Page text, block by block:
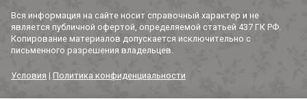
Вся информация на сайте носит справочный характер и не
является публичной офертой, определяемой статьей 437 ГК РФ.
Копирование материалов допускается исключительно с
письменного разрешения владельцев.
Условия | Политика конфиденциальности